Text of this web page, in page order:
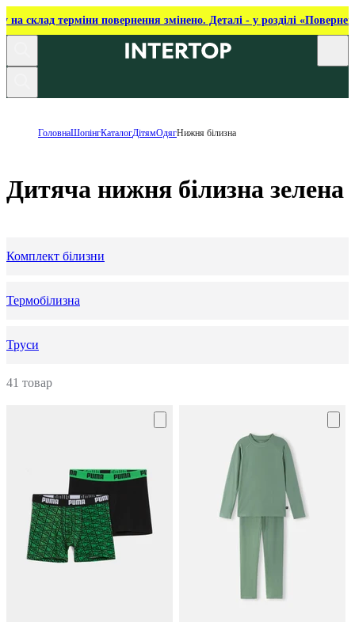
на склад терміни повернення змінено. Деталі - у розділі
ГоловнаШопінгКаталогДітямОдягНижня білизна
Дитяча нижня білизна зелена
Комплект білизни
Термобілизна
Труси
41 товар